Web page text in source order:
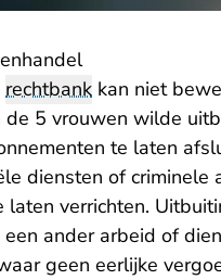
rechtbank kan niet
de 5 vrouwen wilde
te laten
diensten of criminele
laten verrichten.
ander arbeid of
geen eerlijke